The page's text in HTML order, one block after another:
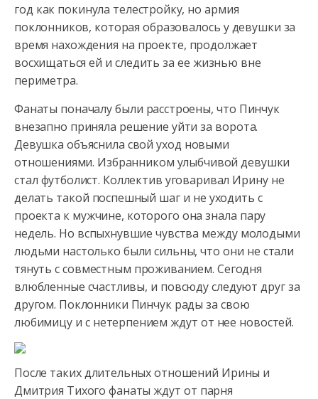
год как покинула телестройку, но армия
поклонников, которая образовалось у девушки за
время нахождения на проекте, продолжает
восхищаться ей и следить за ее жизнью вне
периметра.
Фанаты поначалу были расстроены, что Пинчук
внезапно приняла решение уйти за ворота.
Девушка объяснила свой уход новыми
отношениями. Избранником улыбчивой девушки
стал футболист. Коллектив уговаривал Ирину не
делать такой поспешный шаг и не уходить с
проекта к мужчине, которого она знала пару
недель. Но вспыхнувшие чувства между молодыми
людьми настолько были сильны, что они не стали
тянуть с совместным проживанием. Сегодня
влюбленные счастливы, и повсюду следуют друг за
другом. Поклонники Пинчук рады за свою
любимицу и с нетерпением ждут от нее новостей.
После таких длительных отношений Ирины и
Дмитрия Тихого фанаты ждут от парня